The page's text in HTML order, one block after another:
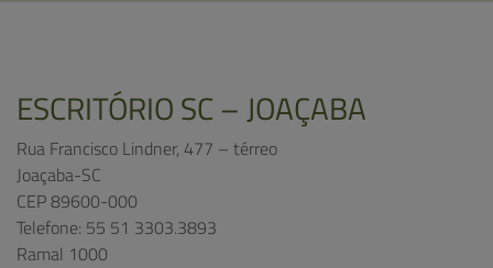
ESCRITÓRIO SC – JOAÇABA
Rua Francisco Lindner, 477 – térreo
Joaçaba-SC
CEP 89600-000
Telefone: 55 51 3303.3893
Ramal 1000